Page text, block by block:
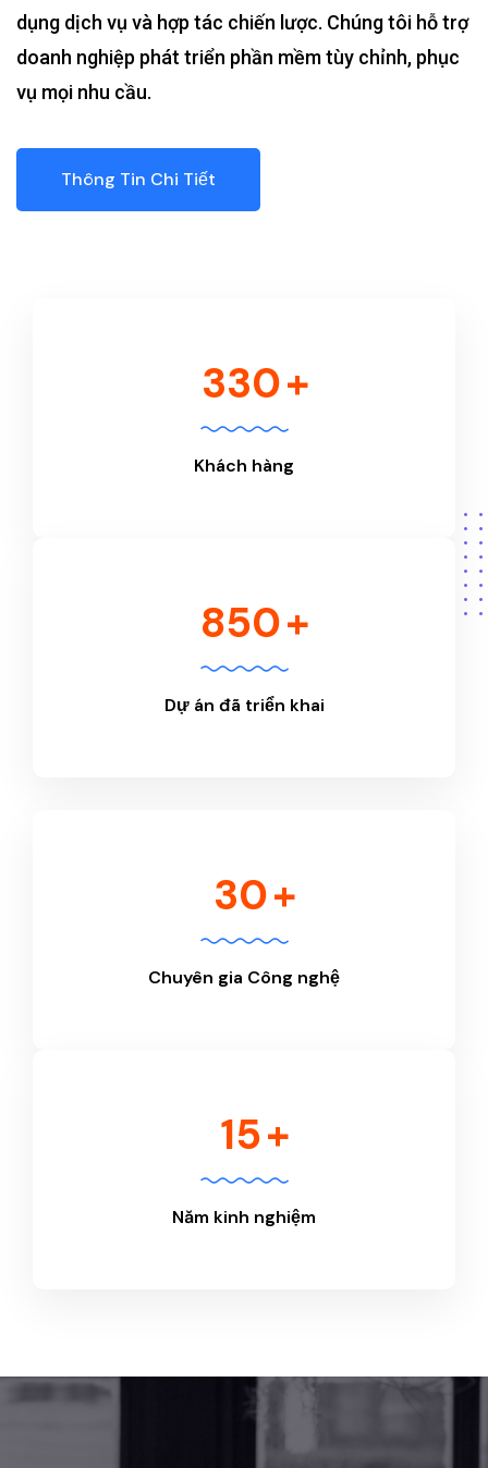
dụng dịch vụ và hợp tác chiến lược. Chúng tôi hỗ trợ
doanh nghiệp phát triển phần mềm tùy chỉnh, phục
vụ mọi nhu cầu.
Thông Tin Chi Tiết
330+
Khách hàng
850+
Dự án đã triển khai
30+
Chuyên gia Công nghệ
15+
Năm kinh nghiệm